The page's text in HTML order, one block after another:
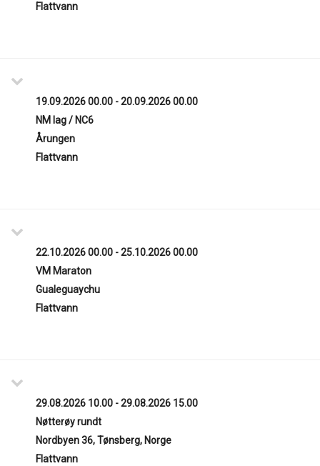
Flattvann
19.09.2026 00.00 - 20.09.2026 00.00
NM lag / NC6
Årungen
Flattvann
22.10.2026 00.00 - 25.10.2026 00.00
VM Maraton
Gualeguaychu
Flattvann
29.08.2026 10.00 - 29.08.2026 15.00
Nøtterøy rundt
Nordbyen 36, Tønsberg, Norge
Flattvann